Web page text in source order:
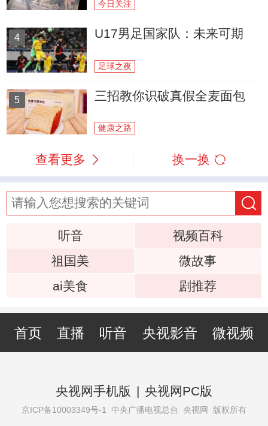
今日关注
4 U17男足国家队：未来可期
足球之夜
5 三招教你识破真假全麦面包
健康之路
查看更多 换一换
听音
视频百科
祖国美
微故事
ai美食
剧推荐
首页 直播 听音 央视影音 微视频
央视网手机版 | 央视网PC版
京ICP备10003349号-1 中央广播电视总台 央视网 版权所有